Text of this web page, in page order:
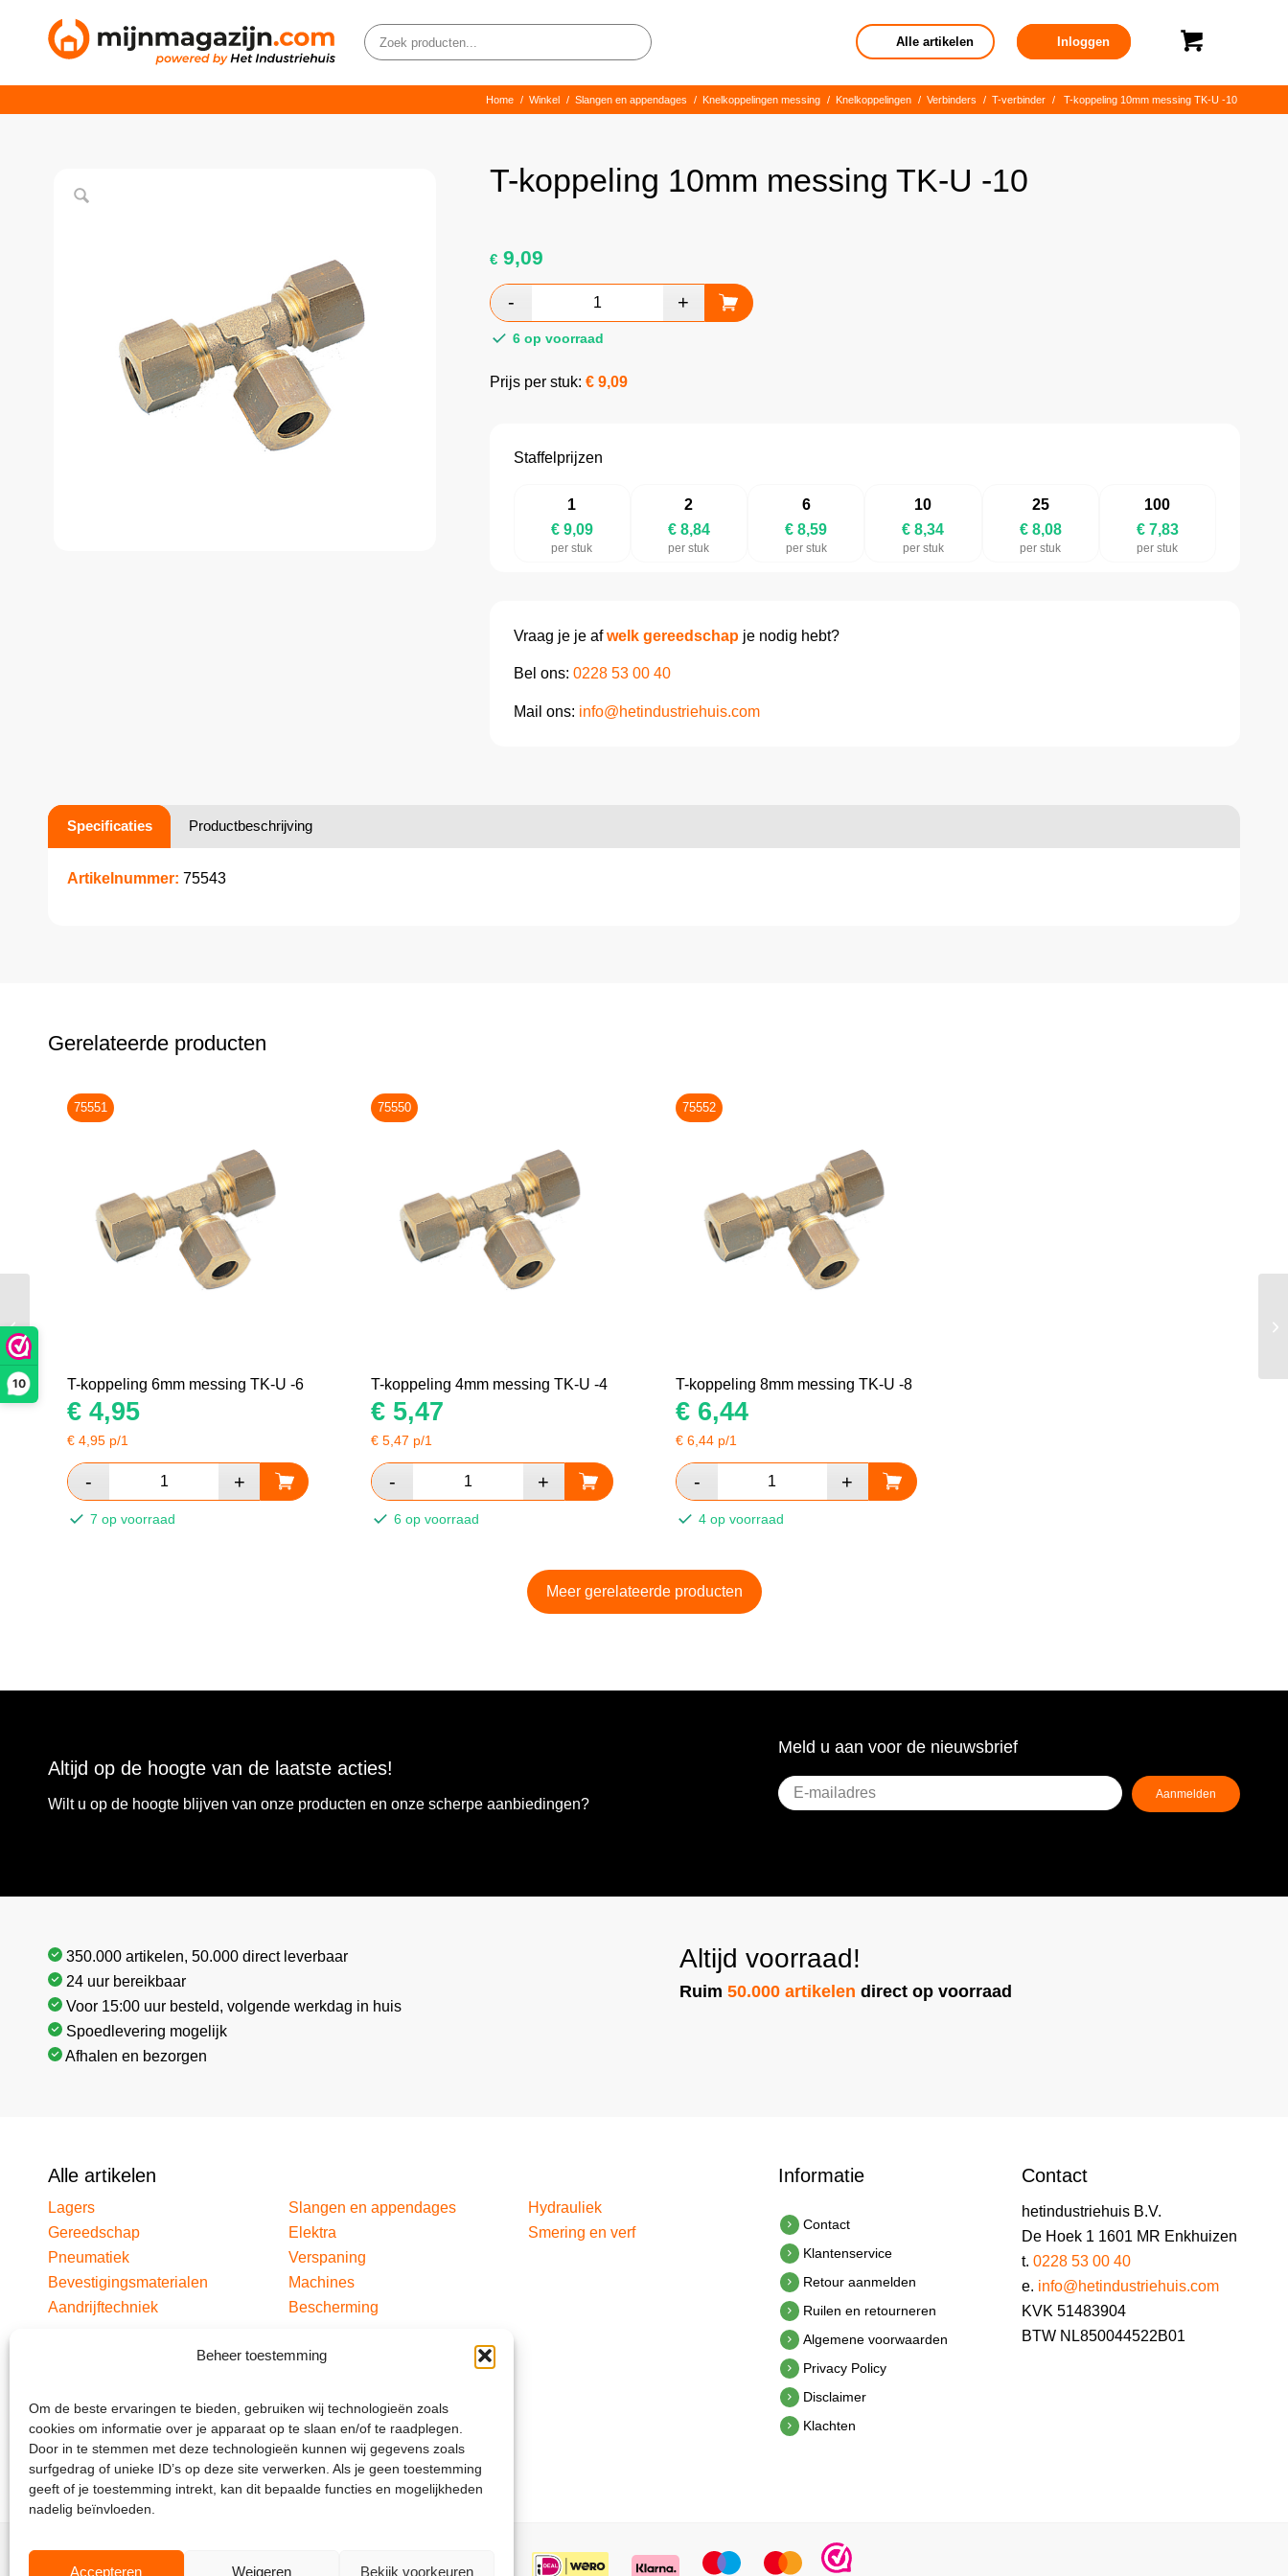
10
Beheer toestemming
Om de beste ervaringen te bieden, gebruiken wij technologieën zoals
cookies om informatie over je apparaat op te slaan en/of te raadplegen.
Door in te stemmen met deze technologieën kunnen wij gegevens zoals
surfgedrag of unieke ID’s op deze site verwerken. Als je geen toestemming
geeft of je toestemming intrekt, kan dit bepaalde functies en mogelijkheden
nadelig beïnvloeden.
Accepteren Weigeren Bekijk voorkeuren
Alle artikelen Inloggen
Home / Winkel / Slangen en appendages / Knelkoppelingen messing / Knelkoppelingen / Verbinders / T-verbinder / T-koppeling 10mm messing TK-U -10
T-koppeling 10mm messing TK-U -10
€9,09
6 op voorraad
Prijs per stuk: € 9,09
Staffelprijzen
1
€ 9,09
per stuk
2
€ 8,84
per stuk
6
€ 8,59
per stuk
10
€ 8,34
per stuk
25
€ 8,08
per stuk
100
€ 7,83
per stuk
Vraag je je afwelk gereedschapje nodig hebt?
Bel ons: 0228 53 00 40
Mail ons: info@hetindustriehuis.com
Specificaties Productbeschrijving
Artikelnummer: 75543
Gerelateerde producten
75551
T-koppeling 6mm messing TK-U -6
€ 4,95
€ 4,95 p/1
7 op voorraad
75550
T-koppeling 4mm messing TK-U -4
€ 5,47
€5,47 p/1
6 op voorraad
75552
T-koppeling 8mm messing TK-U -8
€6,44
€ 6,44p/1
4 op voorraad
Meer gerelateerde producten
Altijd op de hoogte van de laatste acties!
Wilt u op de hoogte blijven van onze producten en onze scherpe aanbiedingen?
Meld u aan voor de nieuwsbrief
E-
mailadres(Vereist)
Aanmelden
350.000 artikelen, 50.000 direct leverbaar
24 uur bereikbaar
Voor 15:00 uur besteld, volgende werkdag in huis
Spoedlevering mogelijk
Afhalen en bezorgen
Altijd voorraad!
Ruim50.000 artikelen direct op voorraad
Alle artikelen
Lagers
Gereedschap
Pneumatiek
Bevestigingsmaterialen
Aandrijftechniek
Slangen en appendages
Elektra
Verspaning
Machines
Bescherming
Hydrauliek
Smering en verf
Informatie
Contact
Klantenservice
Retour aanmelden
Ruilen en retourneren
Algemene voorwaarden
Privacy Policy
Disclaimer
Klachten
Contact
hetindustriehuis B.V.
De Hoek 1 1601 MR Enkhuizen
t. 0228 53 00 40
e. info@hetindustriehuis.com
KVK 51483904
BTW NL850044522B01
MSV 3/8-3/8-3/8